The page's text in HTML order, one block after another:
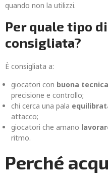
quando non la utilizzi.
Per quale tipo
consigliata?
È consigliata a:
giocatori con buona
precisione e controllo;
chi cerca una pala
attacco;
giocatori che amano
ritmo.
Perché